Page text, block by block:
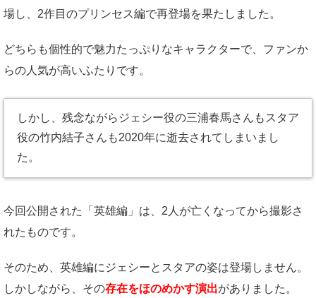
場し、2作目のプリンセス編で再登場を果たしました。
どちらも個性的で魅力たっぷりなキャラクターで、ファンか
らの人気が高いふたりです。
しかし、残念ながらジェシー役の三浦春馬さんもスタア
役の竹内結子さんも2020年に逝去されてしまいまし
た。
今回公開された「英雄編」は、2人が亡くなってから撮影さ
れたものです。
そのため、英雄編にジェシーとスタアの姿は登場しません。
しかしながら、その存在をほのめかす演出がありました。